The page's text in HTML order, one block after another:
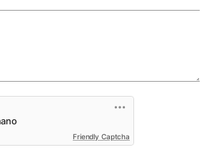
Friendly Captcha